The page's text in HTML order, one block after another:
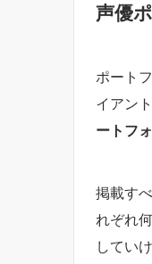
声優
ポート
イアン
ートフ
掲載す
れぞれ
してい